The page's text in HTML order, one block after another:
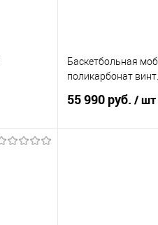
Баскетбольная
поликарбонат
55 990 руб. / шт